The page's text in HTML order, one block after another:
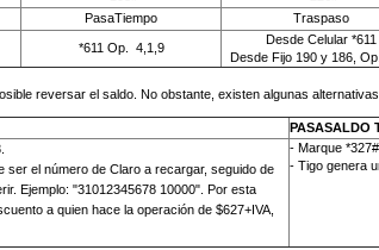
PasaTiempo Traspaso
*611 Op. 4,1,9
Desde Celular *611
Desde Fijo 190 y 186,
reversar el saldo. No obstante, existen algunas
PASASALDO
ser el número de Claro a recargar, seguido de
Ejemplo: "31012345678 10000". Por esta
a quien hace la operación de $627+IVA,
- Marque
- Tigo genera